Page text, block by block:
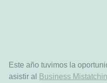
Este año tuvimos la
asistir al
Business